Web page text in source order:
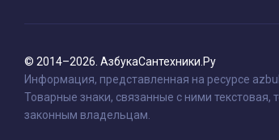
© 2014–2026. АзбукаСантехники.Ру
Информация, представленная на ресурсе
Товарные знаки, связанные с ними
законным владельцам.